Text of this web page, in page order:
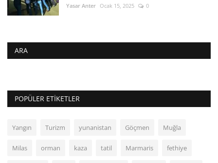
Yasar Anter Ocak 15, 2025 0
ARA
POPÜLER ETIKETLER
Yangın Turizm yunanistan Göçmen Muğla
Milas orman kaza tatil Marmaris fethiye